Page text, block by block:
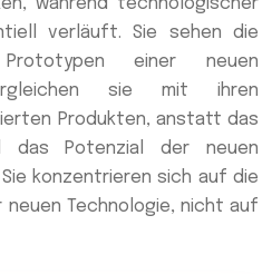
verläuft. Sie sehen die
einer neuen
sie mit ihren
Produkten, anstatt das
das Potenzial der neuen
konzentrieren sich auf die
neuen Technologie, nicht auf